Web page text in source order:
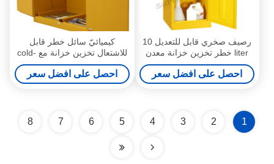
رصيف صخري قابل للتعديل 10
liter خطر تخزين خزانة معدن
قابل للإقفال
احصل على افضل سعر
كيميائيّ سائل خطر قابل
للاشتعال تخزين خزانة مع cold-
rolled فولاذ
احصل على افضل سعر
1
2
3
4
5
6
7
8